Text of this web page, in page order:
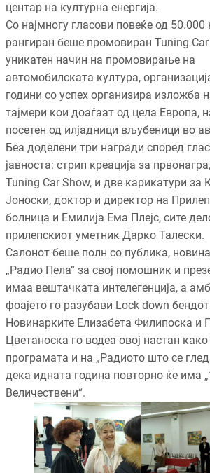
центар на културна енергија.
Со најмногу гласови повеќе од 50.000
рангиран беше промовиран Tuning
уникатен начин на промовирање на
автомобилската култура,
години со успех организира изложба
тајмери кои доаѓаат од цела Европа,
посетен од илјадници вљубеници во
Беа доделени три награди според
јавноста: стрип креација за
Tuning Car Show, и две карикатури за
Јоноски, доктор и директор на
болница и Емилија Ема Плејс, сите
прилепскиот уметник Дарко Талески.
Салонот беше полн со публика,
„Радио Пела“ за свој помошник и
имаа вештачката интелегенција, а
фоајето го разубави Lock dоwn
Новинарките Елизабета Филипоска и
Цветаноска го водеа овој настан
програмата и на „Радиото што се
дека идната година повторно ќе има
Величествени“.